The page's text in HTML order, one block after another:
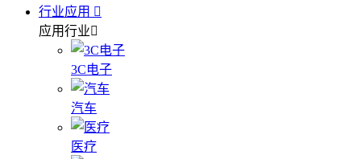
行业应用
应用行业
3C电子
汽车
医疗